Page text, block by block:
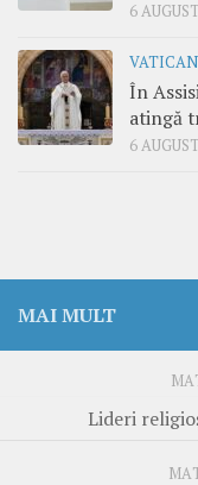
6
VATICAN
În
atingă
6
MAI MULT
Lideri